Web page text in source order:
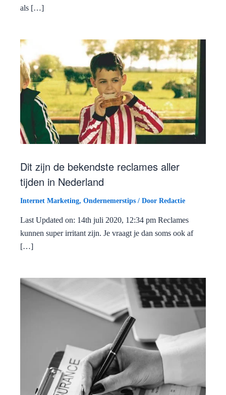
als […]
Dit zijn de bekendste reclames aller
tijden in Nederland
Internet Marketing, Ondernemerstips / Door Redactie
Last Updated on: 14th juli 2020, 12:34 pm Reclames
kunnen super irritant zijn. Je vraagt je dan soms ook af
[…]